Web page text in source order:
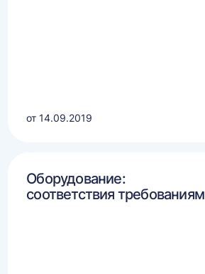
от 14.09.2019
Оборудование:
соответствия требованиям